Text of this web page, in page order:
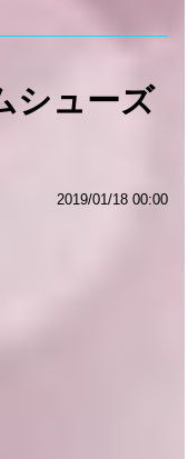
シューズ
2019/01/18 00:00